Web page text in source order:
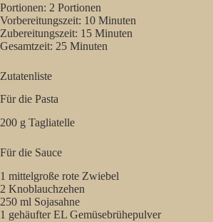
Portionen: 2 Portionen
Vorbereitungszeit: 10 Minuten
Zubereitungszeit: 15 Minuten
Gesamtzeit: 25 Minuten
Zutatenliste
Für die Pasta
200 g Tagliatelle
Für die Sauce
1 mittelgroße rote Zwiebel
2 Knoblauchzehen
250 ml Sojasahne
1 gehäufter EL Gemüsebrühepulver